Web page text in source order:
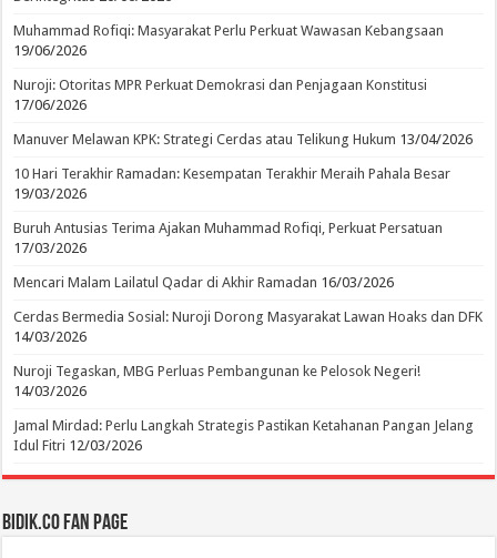
Muhammad Rofiqi: Masyarakat Perlu Perkuat Wawasan Kebangsaan
19/06/2026
Nuroji: Otoritas MPR Perkuat Demokrasi dan Penjagaan Konstitusi
17/06/2026
Manuver Melawan KPK: Strategi Cerdas atau Telikung Hukum 13/04/2026
10 Hari Terakhir Ramadan: Kesempatan Terakhir Meraih Pahala Besar
19/03/2026
Buruh Antusias Terima Ajakan Muhammad Rofiqi, Perkuat Persatuan
17/03/2026
Mencari Malam Lailatul Qadar di Akhir Ramadan 16/03/2026
Cerdas Bermedia Sosial: Nuroji Dorong Masyarakat Lawan Hoaks dan DFK
14/03/2026
Nuroji Tegaskan, MBG Perluas Pembangunan ke Pelosok Negeri!
14/03/2026
Jamal Mirdad: Perlu Langkah Strategis Pastikan Ketahanan Pangan Jelang
Idul Fitri 12/03/2026
BIDIK.CO Fan Page